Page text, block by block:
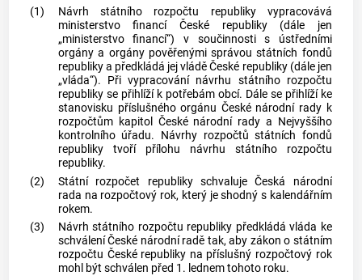
(1)
Návrh státního rozpočtu republiky vypracovává
ministerstvo financí České republiky (dále jen
„ministerstvo financí“) v součinnosti s ústředními
orgány a orgány pověřenými správou státních fondů
republiky a předkládá jej vládě České republiky (dále jen
„vláda“). Při vypracování návrhu státního rozpočtu
republiky se přihlíží k potřebám obcí. Dále se přihlíží ke
stanovisku příslušného orgánu České národní rady k
rozpočtům kapitol České národní rady a Nejvyššího
kontrolního úřadu. Návrhy rozpočtů státních fondů
republiky tvoří přílohu návrhu státního rozpočtu
republiky.
(2)
Státní rozpočet republiky schvaluje Česká národní
rada na rozpočtový rok, který je shodný s kalendářním
rokem.
(3)
Návrh státního rozpočtu republiky předkládá vláda ke
schválení České národní radě tak, aby zákon o státním
rozpočtu České republiky na příslušný rozpočtový rok
mohl být schválen před 1. lednem tohoto roku.